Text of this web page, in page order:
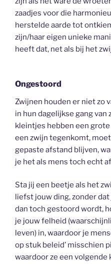
zaadjes voor die
herstelde aarde tot
zijn/haar eigen unieke
heeft dat, net als bij het
Ongestoord
Zwijnen houden er niet zo
in hun dagelijkse gang
kleintjes hebben een
een zwijn tegenkomt,
gepaste afstand blijven,
je het als mens toch echt
Sta jij een beetje als het
liefst jouw ding, zonder
dan toch gestoord wordt,
je jouw felheid
leven) in, waardoor je
op stuk beleid’ misschien
waardoor ze een volgende